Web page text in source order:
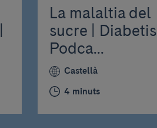
La malaltia del
sucre | Diabetis |
Podca...
Castellà
4 minuts